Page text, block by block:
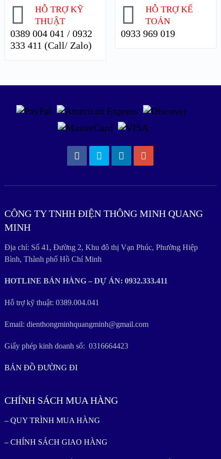
HỖ TRỢ KỸ
THUẬT
0389 004 041 / 0932
333 411 (Call/ Zalo)
HỖ TRỢ KẾ
TOÁN
0933 969 019
CÔNG TY TNHH ĐIỆN THÔNG MINH QUANG
MINH
Địa chỉ: Số 41, Đường 2, Khu đô thị Vạn Phúc, Phường Hiệp
Bình, Thành phố Hồ Chí Minh
HOTLINE BÁN HÀNG – DỰ ÁN: 0932.333.411
Hỗ trợ kỹ thuật: 0389.004.041
Email: dienthongminhquangminh@gmail.com
Giấy phép kinh doanh số: 0316664423
BẢN ĐỒ ĐƯỜNG ĐI
CHÍNH SÁCH MUA HÀNG
– QUY TRÌNH MUA HÀNG
– CHÍNH SÁCH GIAO HÀNG